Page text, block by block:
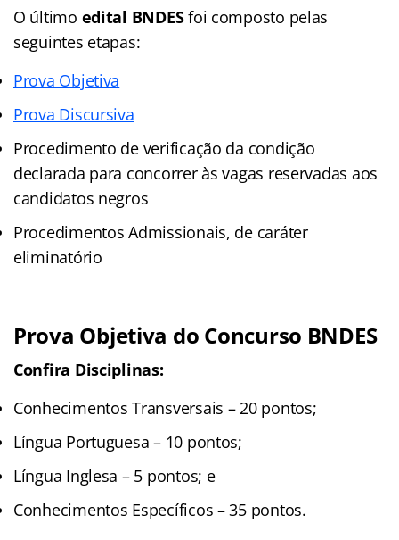
O último edital BNDESfoi composto pelas
seguintes etapas:
Prova Objetiva
Prova Discursiva
Procedimento de verificação da condição
declarada para concorrer às vagas reservadas aos
candidatos negros
Procedimentos Admissionais, de caráter
eliminatório
Prova Objetiva do Concurso BNDES
Confira Disciplinas:
Conhecimentos Transversais – 20 pontos;
Língua Portuguesa – 10 pontos;
Língua Inglesa – 5 pontos; e
Conhecimentos Específicos – 35 pontos.